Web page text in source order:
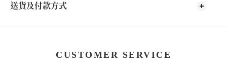
送貨及付款方式
CUSTOMER SERVICE